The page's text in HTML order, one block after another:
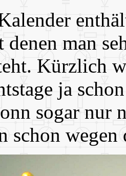
man
Kürzlich
ja
sogar nur
schon wegen